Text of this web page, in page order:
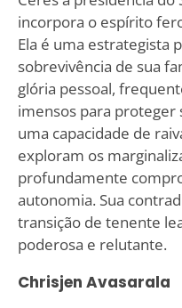
incorpora o espírito
Ela é uma estrategista
sobrevivência de sua
glória pessoal,
imensos para proteger
uma capacidade de
exploram os
profundamente
autonomia. Sua
transição de tenente
poderosa e relutante.
Chrisjen Avasarala